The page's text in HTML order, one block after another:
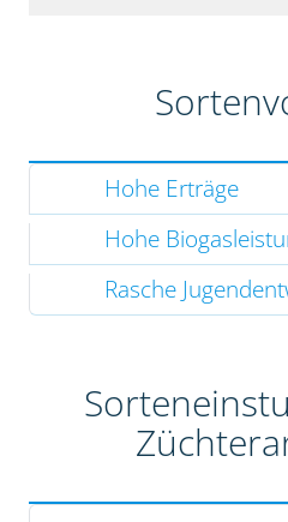
Hohe Erträge
Hohe
Rasche